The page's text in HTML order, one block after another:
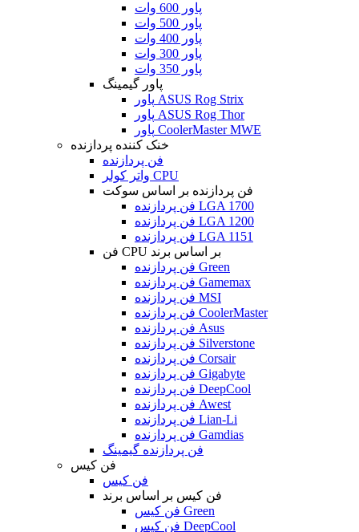
پاور 600 وات
پاور 500 وات
پاور 400 وات
پاور 300 وات
پاور 350 وات
پاور گیمینگ
پاور ASUS Rog Strix
پاور ASUS Rog Thor
پاور CoolerMaster MWE
خنک کننده پردازنده
فن پردازنده
واتر کولر CPU
فن پردازنده بر اساس سوکت
فن پردازنده LGA 1700
فن پردازنده LGA 1200
فن پردازنده LGA 1151
فن CPU بر اساس برند
فن پردازنده Green
فن پردازنده Gamemax
فن پردازنده MSI
فن پردازنده CoolerMaster
فن پردازنده Asus
فن پردازنده Silverstone
فن پردازنده Corsair
فن پردازنده Gigabyte
فن پردازنده DeepCool
فن پردازنده Awest
فن پردازنده Lian-Li
فن پردازنده Gamdias
فن پردازنده گیمینگ
فن کیس
فن کیس
فن کیس بر اساس برند
فن کیس Green
فن کیس DeepCool